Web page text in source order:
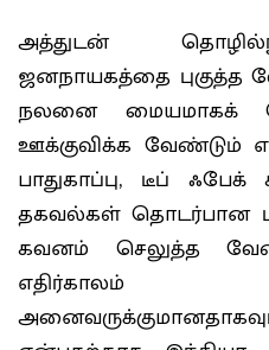
அத்துடன்
ஜனநாயகத்தை
நலனை மையமாகக்
ஊக்குவிக்க வேண்டும்
பாதுகாப்பு, டீப் ஃபேக்
தகவல்கள் தொடர்பான
கவனம் செலுத்த
எதிர்காலம்